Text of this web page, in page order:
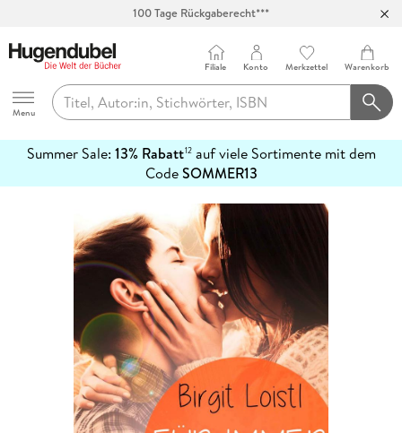
100 Tage Rückgaberecht***
Hugendubel
Menu
Filiale Konto Merkzettel Warenkorb
Summer Sale: 13% Rabatt12auf viele Sortimente mit dem
CodeSOMMER13
erfahren